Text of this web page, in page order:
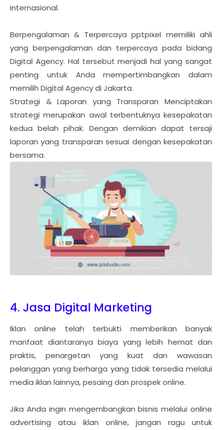
internasional.
Berpengalaman & Terpercaya pptpixel memiliki ahli
yang berpengalaman dan terpercaya pada bidang
Digital Agency. Hal tersebut menjadi hal yang sangat
penting untuk Anda mempertimbangkan dalam
memilih Digital Agency di Jakarta.
Strategi & Laporan yang Transparan Menciptakan
strategi merupakan awal terbentuknya kesepakatan
kedua belah pihak. Dengan demikian dapat tersaji
laporan yang transparan sesuai dengan kesepakatan
bersama.
4. Jasa Digital Marketing
Iklan online telah terbukti memberikan banyak
manfaat diantaranya biaya yang lebih hemat dan
praktis, penargetan yang kuat dan wawasan
pelanggan yang berharga yang tidak tersedia melalui
media iklan lainnya, pesaing dan prospek online.
Jika Anda ingin mengembangkan bisnis melalui online
advertising atau iklan online, jangan ragu untuk